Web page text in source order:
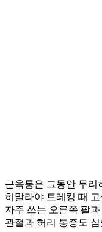
근육통은 그동안 무리
히말라야 트레킹 때
자주 쓰는 오른쪽 팔
관절과 허리 통증도 심